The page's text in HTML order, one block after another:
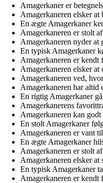
Amagerkaner er
Amagerkaneren elsker at
En ægte Amagerkaner
Amagerkaneren er stolt
Amagerkaneren nyder at
En typisk Amagerkaner
Amagerkaneren er kendt
Amagerkaneren elsker at
Amagerkaneren ved,
Amagerkaneren har altid
En rigtig Amagerkaner
Amagerkanerens
Amagerkaneren kan
En stolt Amagerkaner
Amagerkaneren er vant
En ægte Amagerkaner
Amagerkaneren er stolt
Amagerkaneren elsker
En typisk Amagerkaner
Amagerkaneren er kendt